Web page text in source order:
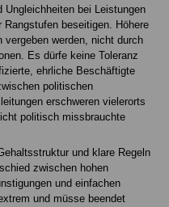
Ungleichheiten bei Leistungen
Rangstufen beseitigen. Höhere
vergeben werden, nicht durch
Es dürfe keine Toleranz
ehrliche Beschäftigte
politischen
erschweren vielerorts
politisch missbrauchte
und klare Regeln
zwischen hohen
und einfachen
und müsse beendet